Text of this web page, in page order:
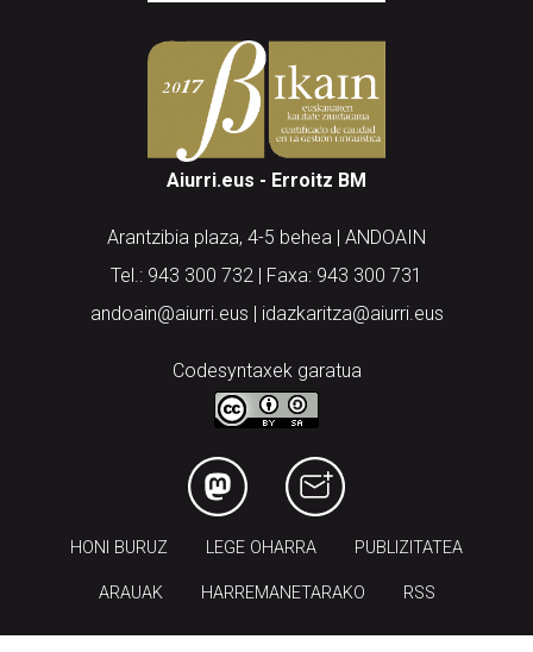
Aiurri.eus - Erroitz BM
Arantzibia plaza, 4-5 behea | ANDOAIN
Tel.: 943 300 732 | Faxa: 943 300 731
andoain@aiurri.eus | idazkaritza@aiurri.eus
Codesyntaxek garatua
HONI BURUZ LEGE OHARRA PUBLIZITATEA
ARAUAK HARREMANETARAKO RSS